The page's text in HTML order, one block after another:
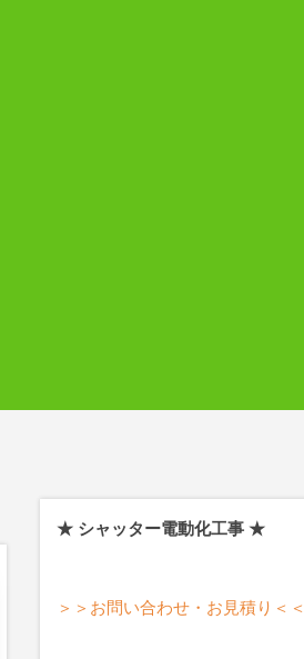
★ シャッター電動化工事 ★
＞＞お問い合わせ・お見積り＜＜